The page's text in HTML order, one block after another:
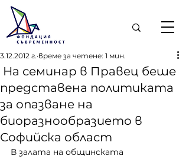
На семинар в Правец беше
представена политиката
за опазване на
биоразнообразието в
Софийска област
3.12.2012 г. време за четене: 1 мин.
В залата на общинската